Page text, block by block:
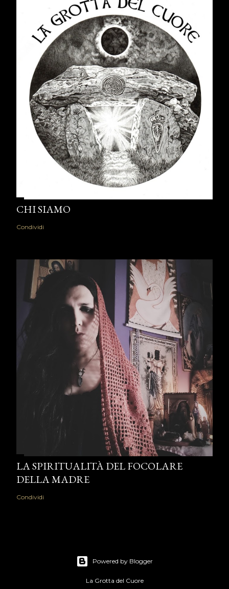
CHI SIAMO
Condividi
LA SPIRITUALITÀ DEL FOCOLARE
DELLA MADRE
Condividi
Powered by Blogger
La Grotta del Cuore